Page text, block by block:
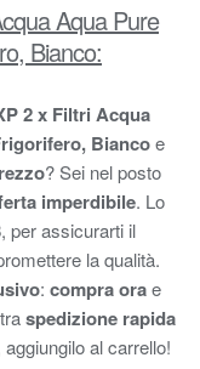
Aqua Pure
Bianco:
2 x Filtri Acqua
Biancoe
? Sei nel posto
imperdibile. Lo
, per assicurarti il
la qualità.
: compra orae
spedizione rapida
al carrello!